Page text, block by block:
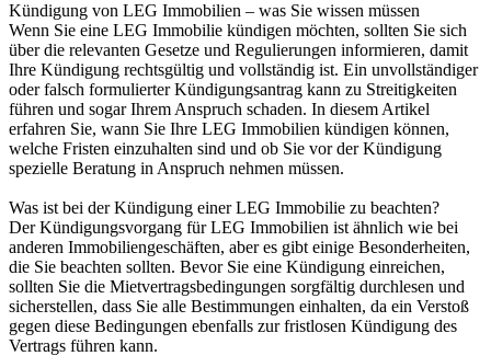
Kündigung von LEG Immobilien – was Sie wissen müssen
Wenn Sie eine LEG Immobilie kündigen möchten, sollten Sie sich
über die relevanten Gesetze und Regulierungen informieren, damit
Ihre Kündigung rechtsgültig und vollständig ist. Ein unvollständiger
oder falsch formulierter Kündigungsantrag kann zu Streitigkeiten
führen und sogar Ihrem Anspruch schaden. In diesem Artikel
erfahren Sie, wann Sie Ihre LEG Immobilien kündigen können,
welche Fristen einzuhalten sind und ob Sie vor der Kündigung
spezielle Beratung in Anspruch nehmen müssen.
Was ist bei der Kündigung einer LEG Immobilie zu beachten?
Der Kündigungsvorgang für LEG Immobilien ist ähnlich wie bei
anderen Immobiliengeschäften, aber es gibt einige Besonderheiten,
die Sie beachten sollten. Bevor Sie eine Kündigung einreichen,
sollten Sie die Mietvertragsbedingungen sorgfältig durchlesen und
sicherstellen, dass Sie alle Bestimmungen einhalten, da ein Verstoß
gegen diese Bedingungen ebenfalls zur fristlosen Kündigung des
Vertrags führen kann.